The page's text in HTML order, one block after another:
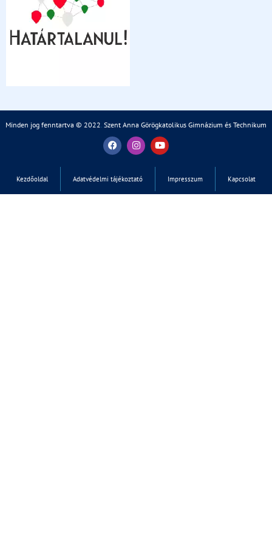
Minden jog fenntartva © 2022 Szent Anna Görögkatolikus Gimnázium és Technikum
Kezdőoldal Adatvédelmi tájékoztató Impresszum Kapcsolat